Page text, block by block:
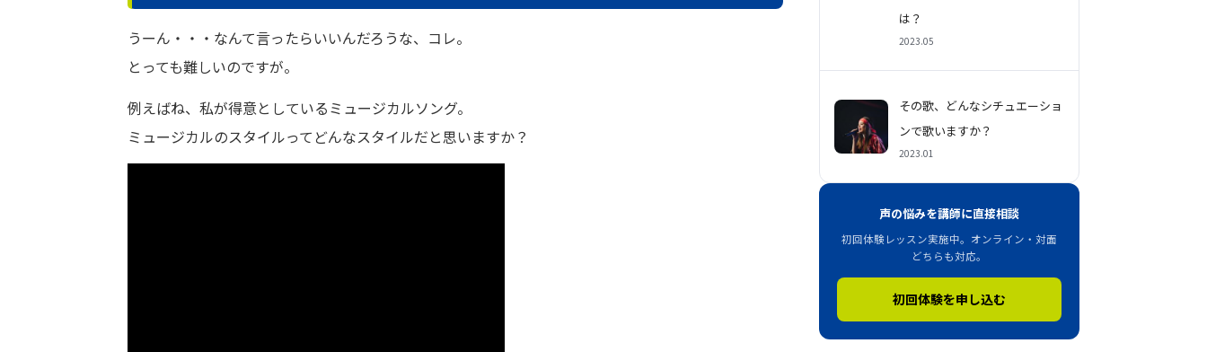
うーん・・・なんて言ったらいいんだろうな、コレ。
とっても難しいのですが。
例えばね、私が得意としているミュージカルソング。
ミュージカルのスタイルってどんなスタイルだと思いますか？
は？
2023.05
その歌、どんなシチュエーショ
ンで歌いますか？
2023.01
声の悩みを講師に直接相談
初回体験レッスン実施中。オンライン・対面
どちらも対応。
初回体験を申し込む